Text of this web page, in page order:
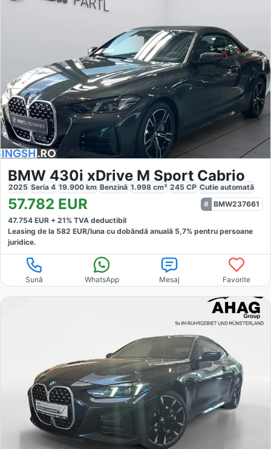
BMW 430i xDrive M Sport Cabrio
2025 Seria 4 19.900 km Benzină 1.998 cm³ 245 CP Cutie automată
57.782 EUR
BMW237661
47.754 EUR + 21% TVA deductibil
Leasing de la 582 EUR/luna cu dobăndă anuală 5,7% pentru persoane
juridice.
Sună WhatsApp Mesaj Favorite